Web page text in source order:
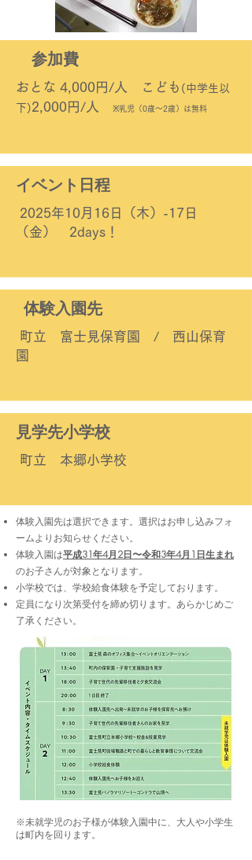
参加費
​おとな 4,000円/人 こども (中学生以
下)2,000円/人 ※乳児（0歳～2歳）は無料
イベント日程
​2025年10月16日（木）-17日
（金） 2days！
体験入園先
町立 富士見保育園 / 西山保育
園
​見学先小学校
町立 本郷小学校
体験入園先は選択できます。選択はお申し込みフォ
ームよりお知らせください。
体験入園は平成31年4月2日〜令和3年4月1日生まれ
のお子さんが対象となります。
小学校では、学校給食体験を予定しております。
​定員になり次第受付を締め切ります。あらかじめご
了承ください。
※未就学児のお子様が体験入園中に、大人や小学生
は町内を回ります。